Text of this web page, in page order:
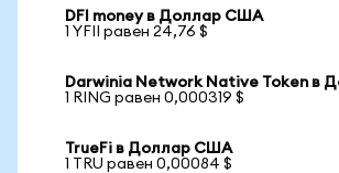
DFI money в Доллар США
1 YFII равен 24,76 $
Darwinia Network Native Token в
1 RING равен 0,000319 $
TrueFi в Доллар США
1 TRU равен 0,00084 $